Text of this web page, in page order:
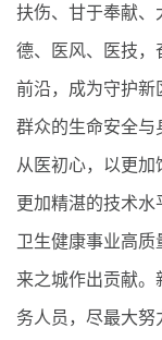
扶伤、甘于奉献、
德、医风、医技，
前沿，成为守护新
群众的生命安全与
从医初心，以更加
更加精湛的技术
卫生健康事业高质
来之城作出贡献。
务人员，尽最大努